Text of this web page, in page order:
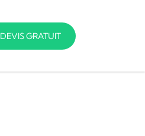
DEVIS GRATUIT